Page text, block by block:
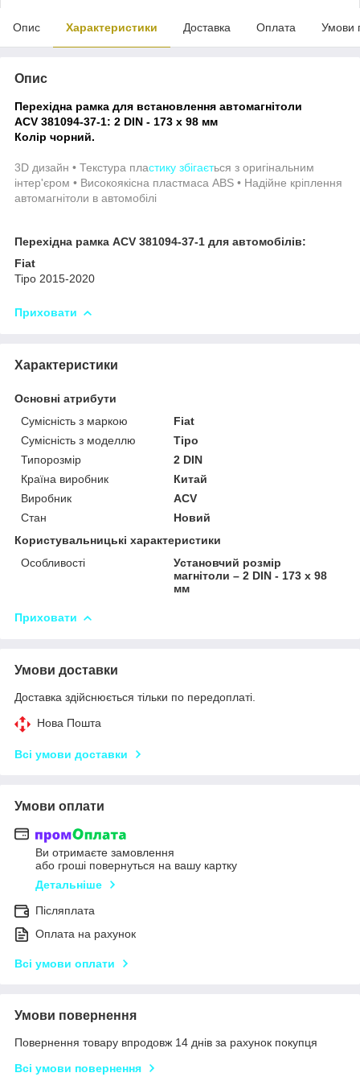
Опис Характеристики Доставка Оплата Умови
Опис
Перехідна рамка для встановлення автомагнітоли
ACV 381094-37-1: 2 DIN - 173 x 98 мм
Колір чорний.
3D дизайн • Текстура пластику збігається з оригінальним
інтер'єром • Високоякісна пластмаса ABS • Надійне кріплення
автомагнітоли в автомобілі
Перехідна рамка ACV 381094-37-1 для автомобілів:
Fiat
Tipo 2015-2020
Приховати
Характеристики
Основні атрибути
Сумісність з маркою
Fiat
Сумісність з моделлю
Tipo
Типорозмір
2 DIN
Країна виробник
Китай
Виробник
ACV
Стан
Новий
Користувальницькі характеристики
Особливості
Установчий розмір
магнітоли – 2 DIN - 173 x 98
мм
Приховати
Умови доставки
Доставка здійснюється тільки по передоплаті.
Нова Пошта
Всі умови доставки
Умови оплати
Ви отримаєте замовлення
або гроші повернуться на вашу картку
Детальніше
Післяплата
Оплата на рахунок
Всі умови оплати
Умови повернення
Повернення товару впродовж 14 днів за рахунок покупця
Всі умови повернення